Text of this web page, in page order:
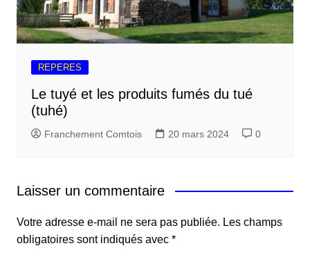
REPERES
Le tuyé et les produits fumés du tué
(tuhé)
Franchement Comtois 20 mars 2024 0
Laisser un commentaire
Votre adresse e-mail ne sera pas publiée. Les champs
obligatoires sont indiqués avec *